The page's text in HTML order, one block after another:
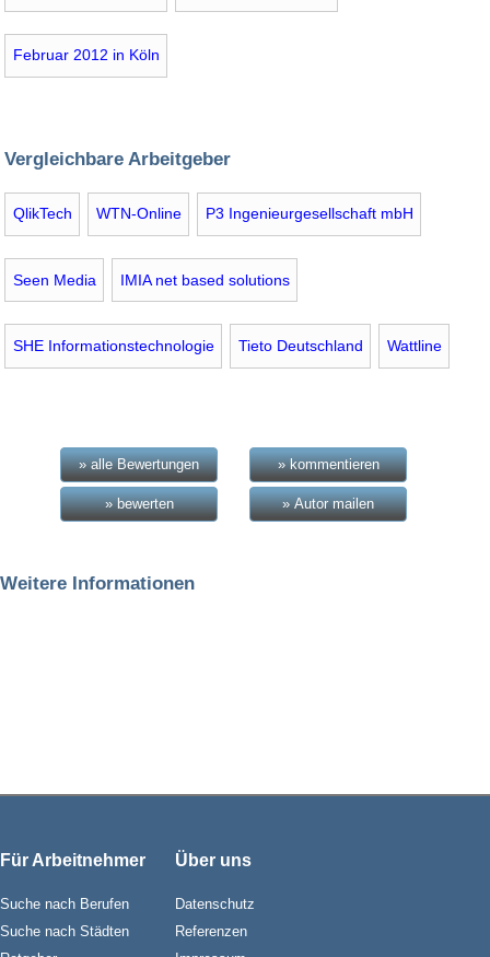
Februar 2012 in Köln
Vergleichbare Arbeitgeber
QlikTech WTN-Online P3 Ingenieurgesellschaft mbH
Seen Media IMIA net based solutions
SHE Informationstechnologie Tieto Deutschland Wattline
» alle Bewertungen » kommentieren
» bewerten » Autor mailen
Weitere Informationen
Für Arbeitnehmer
Suche nach Berufen
Suche nach Städten
Über uns
Datenschutz
Referenzen